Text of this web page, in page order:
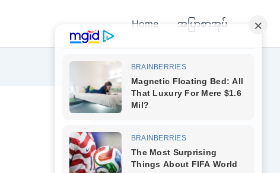
Home အပြာစာအုပ်